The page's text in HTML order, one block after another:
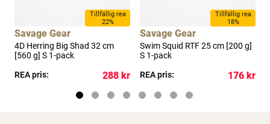
Tillfällig rea
22%
Savage Gear
4D Herring Big Shad 32 cm
[560 g] S 1-pack
REA pris:
288 kr
Tillfällig rea
18%
Savage Gear
Swim Squid RTF 25 cm [200 g]
S 1-pack
REA pris:
176 kr